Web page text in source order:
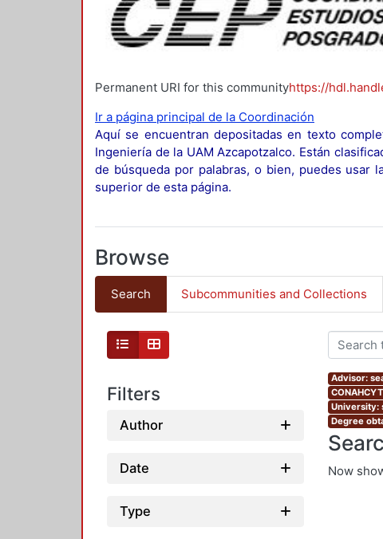
Permanent URI for this communityhttps://
Ir a página principal de la Coordinación
Aquí se encuentran depositadas en texto
Ingeniería de la UAM Azcapotzalco. Están
de búsqueda por palabras, o bien, puedes usar
superior de esta página.
Browse
Search Subcommunities and Collections
Filters
Author
Date
Type
Advisor:
University:
Degree
Now